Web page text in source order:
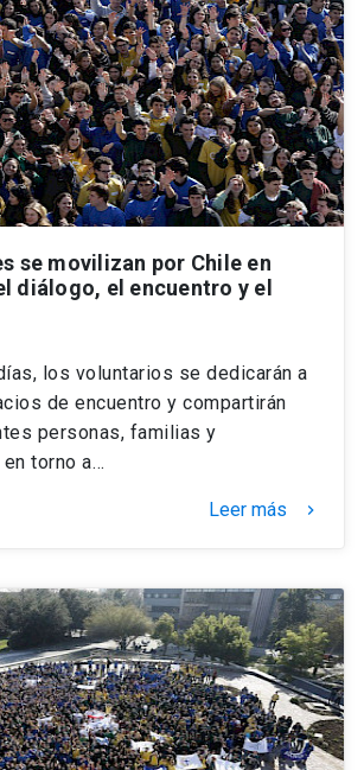
se movilizan por Chile en
diálogo, el encuentro y el
los voluntarios se dedicarán a
de encuentro y compartirán
personas, familias y
torno a…
Leer más keyboard_arrow_right